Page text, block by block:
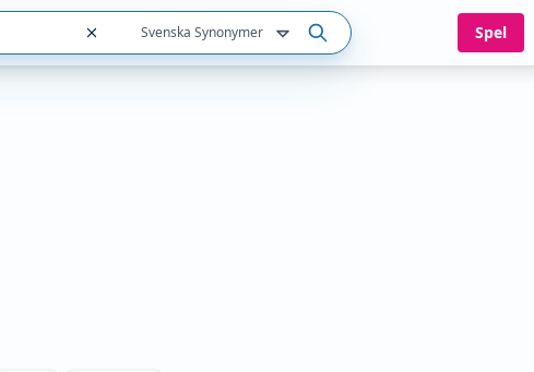
Svenska Synonymer Spel